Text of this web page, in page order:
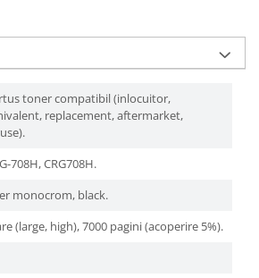
toner compatibil (inlocuitor,
replacement, aftermarket,
708H, CRG708H.
monocrom, black.
(large, high), 7000 pagini (acoperire 5%).